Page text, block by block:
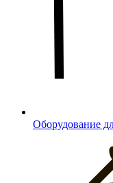
Оборудование